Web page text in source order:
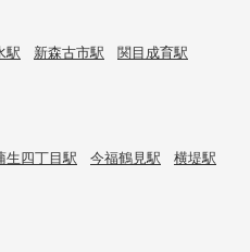
駅 新森古市駅
関目成育駅
生四丁目駅 今福鶴見駅
横堤駅